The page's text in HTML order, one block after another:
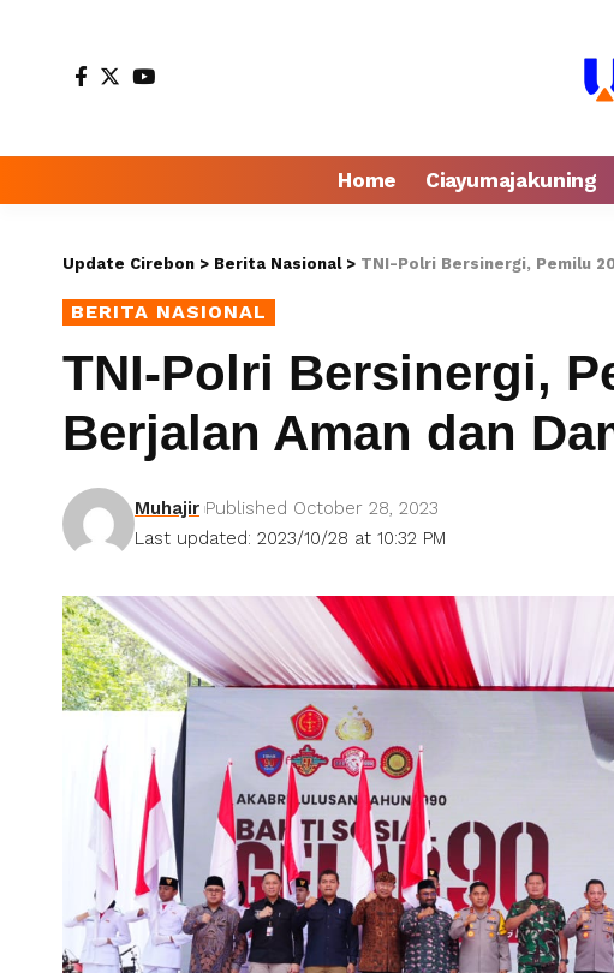
Home Ciayumajakuning
Update Cirebon > Berita Nasional> TNI-Polri Bersinergi, Pemilu
BERITA NASIONAL
TNI-Polri Bersinergi,
Berjalan Aman dan
Last updated: 2023/10/28 at 10:32 PM
Muhajir Published October 28, 2023